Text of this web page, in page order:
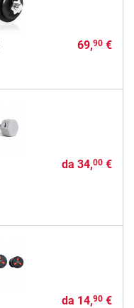
69,90€
da 34,00€
da 14,90€